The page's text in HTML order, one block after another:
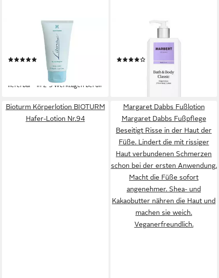
LAURA BIAGIOTTI
Bodylotion Laura Packung, 1-
tlg., 150 ml BodyLotion
lieferbar - in 2-3 Werktagen bei dir
Bodylotion Bath & Body
Classic Allover Body Lotion
(1)
lieferbar - in 4-5 Werktagen bei dir
Bioturm Körperlotion BIOTURM
Hafer-Lotion Nr.94
Margaret Dabbs Fußlotion
Margaret Dabbs Fußpflege
Beseitigt Risse in der Haut der
Füße. Lindert die mit rissiger
Haut verbundenen Schmerzen
schon bei der ersten Anwendung.
Macht die Füße sofort
angenehmer. Shea- und
Kakaobutter nähren die Haut und
machen sie weich.
Veganerfreundlich.